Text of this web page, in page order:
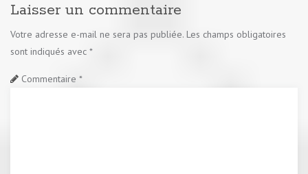
Laisser un commentaire
Votre adresse e-mail ne sera pas publiée. Les champs obligatoires
sont indiqués avec *
Commentaire *